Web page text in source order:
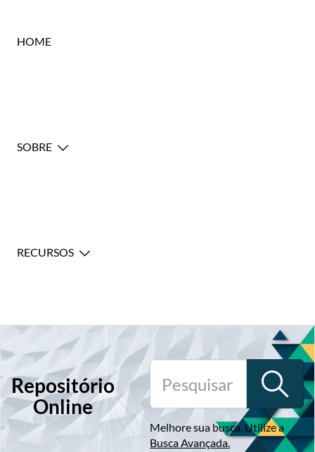
HOME
SOBRE
RECURSOS
Repositório
Online
Melhore sua busca. Utilize a
Busca Avançada.